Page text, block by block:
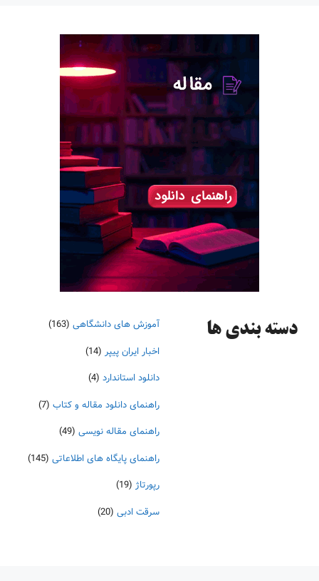
دسته‌ بندی ها آموزش های دانشگاهی (163)
اخبار ایران پیپر (14)
دانلود استاندارد (4)
راهنمای دانلود مقاله و کتاب (7)
راهنمای مقاله نویسی (49)
راهنمای پایگاه های اطلاعاتی (145)
رپورتاژ (19)
سرقت ادبی (20)